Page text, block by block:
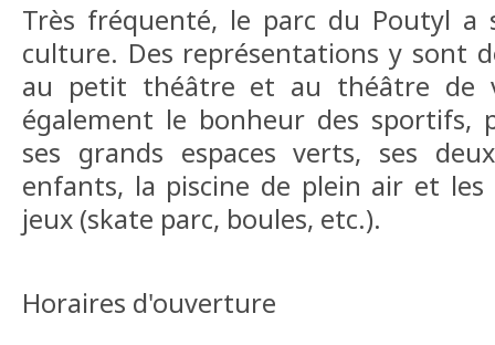
Très fréquenté, le parc du Poutyl a
culture. Des représentations y sont
au petit théâtre et au théâtre de
également le bonheur des sportifs,
ses grands espaces verts, ses
enfants, la piscine de plein air et
jeux (skate parc, boules, etc.).
Horaires d'ouverture